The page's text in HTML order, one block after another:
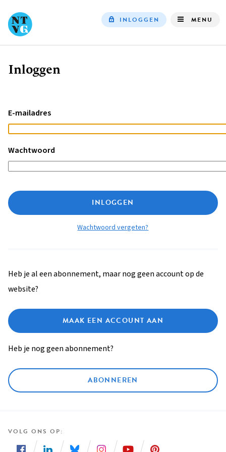
INLOGGEN MENU
Kruimelpad
Inloggen
E-mailadres
Wachtwoord
INLOGGEN
Wachtwoord vergeten?
Heb je al een abonnement, maar nog geen account op de
website?
MAAK EEN ACCOUNT AAN
Heb je nog geen abonnement?
ABONNEREN
VOLG ONS OP